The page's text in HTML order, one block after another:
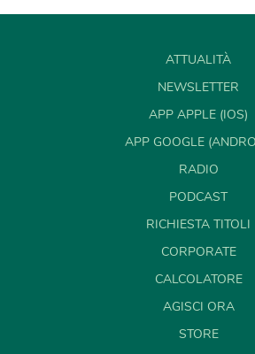
ATTUALITÀ
NEWSLETTER
APP APPLE (IOS)
APP GOOGLE
RADIO
PODCAST
RICHIESTA TITOLI
CORPORATE
CALCOLATORE
AGISCI ORA
STORE